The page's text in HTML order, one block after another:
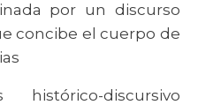
por un discurso
concibe el cuerpo de
discursivo